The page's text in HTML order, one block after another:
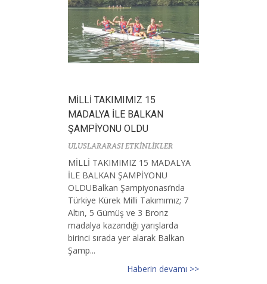
MİLLİ TAKIMIMIZ 15
MADALYA İLE BALKAN
ŞAMPİYONU OLDU
ULUSLARARASI ETKİNLİKLER
MİLLİ TAKIMIMIZ 15 MADALYA
İLE BALKAN ŞAMPİYONU
OLDUBalkan Şampiyonası’nda
Türkiye Kürek Milli Takımımız; 7
Altın, 5 Gümüş ve 3 Bronz
madalya kazandığı yarışlarda
birinci sırada yer alarak Balkan
Şamp...
Haberin devamı >>